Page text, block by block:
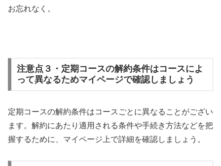
お忘れなく。
注意点３・定期コースの解約条件はコースによ
って異なるためマイページで確認しましょう
定期コースの解約条件はコースごとに異なることがござい
ます。解約にあたり適用される条件や手続き方法などを把
握するために、マイページ上で詳細を確認しましょう。